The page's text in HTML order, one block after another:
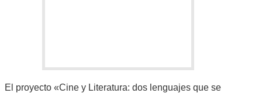
El proyecto «Cine y Literatura: dos lenguajes que se